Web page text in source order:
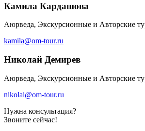
Камила Кардашова
Аюрведа, Экскурсионные и Авторские
kamila@om-tour.ru
Николай Демирев
Аюрведа, Экскурсионные и Авторские
nikolai@om-tour.ru
Нужна консультация?
Звоните сейчас!